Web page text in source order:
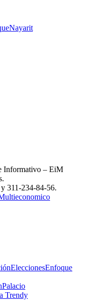
Informativo – EiM
311-234-84-56.
EleccionesEnfoque
Palacio
Trendy